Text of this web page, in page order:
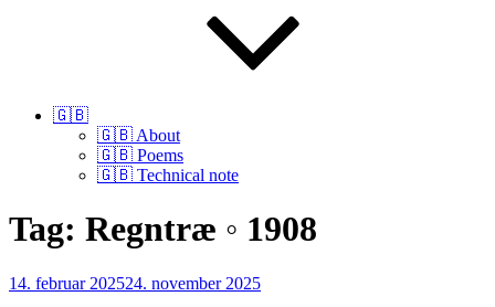
🇬🇧
🇬🇧 About
🇬🇧 Poems
🇬🇧 Technical note
Tag: Regntræ ◦ 1908
Udgivet
14. februar 202524. november 2025